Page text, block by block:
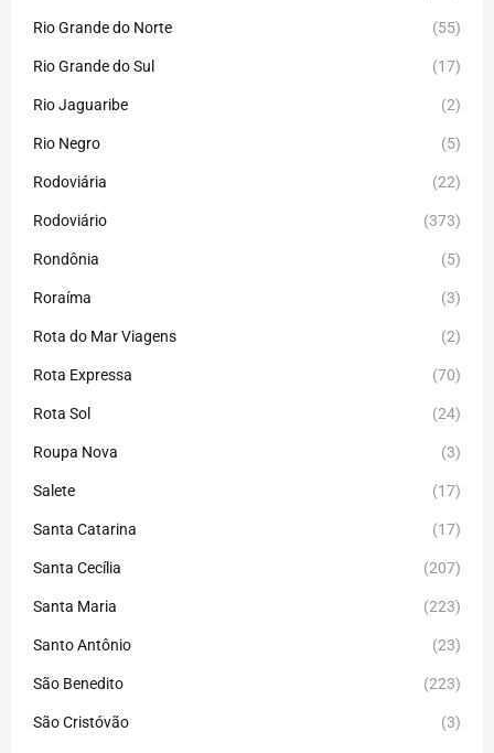
Rio Grande do Norte (55)
Rio Grande do Sul (17)
Rio Jaguaribe (2)
Rio Negro (5)
Rodoviária (22)
Rodoviário (373)
Rondônia (5)
Roraíma (3)
Rota do Mar Viagens (2)
Rota Expressa (70)
Rota Sol (24)
Roupa Nova (3)
Salete (17)
Santa Catarina (17)
Santa Cecília (207)
Santa Maria (223)
Santo Antônio (23)
São Benedito (223)
São Cristóvão (3)